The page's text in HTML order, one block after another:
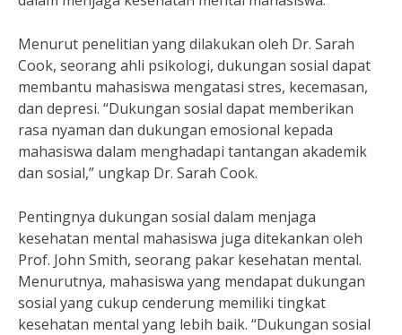
Menurut penelitian yang dilakukan oleh Dr. Sarah
Cook, seorang ahli psikologi, dukungan sosial dapat
membantu mahasiswa mengatasi stres, kecemasan,
dan depresi. “Dukungan sosial dapat memberikan
rasa nyaman dan dukungan emosional kepada
mahasiswa dalam menghadapi tantangan akademik
dan sosial,” ungkap Dr. Sarah Cook.
Pentingnya dukungan sosial dalam menjaga
kesehatan mental mahasiswa juga ditekankan oleh
Prof. John Smith, seorang pakar kesehatan mental.
Menurutnya, mahasiswa yang mendapat dukungan
sosial yang cukup cenderung memiliki tingkat
kesehatan mental yang lebih baik. “Dukungan sosial